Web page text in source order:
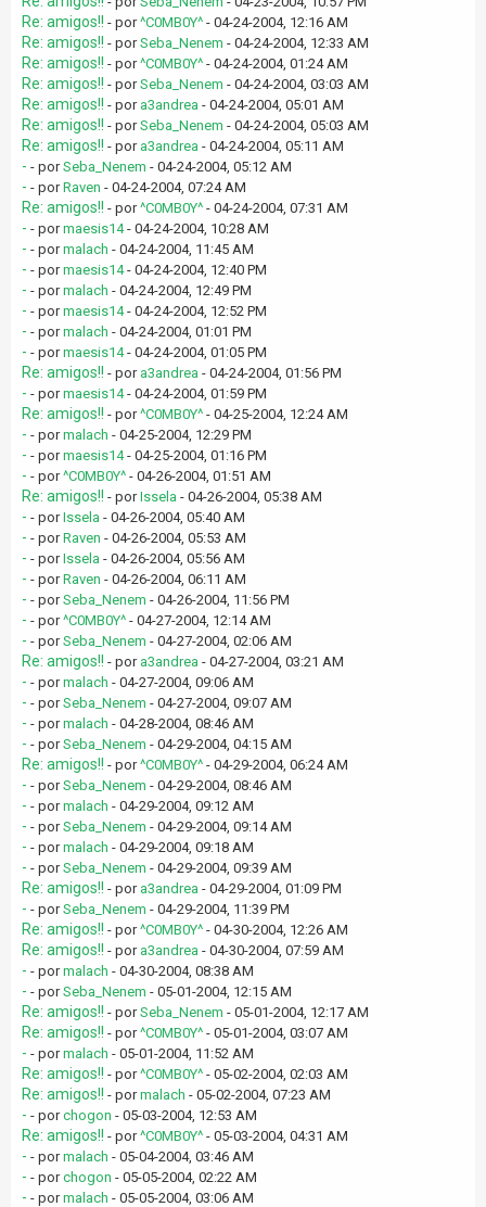
Re: amigos!! - por^C0MB0Y^ - 04-24-2004, 12:16 AM
Re: amigos!! - porSeba_Nenem - 04-24-2004, 12:33 AM
Re: amigos!! - por^C0MB0Y^ - 04-24-2004, 01:24 AM
Re: amigos!! - porSeba_Nenem - 04-24-2004, 03:03 AM
Re: amigos!! - por a3andrea - 04-24-2004, 05:01 AM
Re: amigos!! - porSeba_Nenem - 04-24-2004, 05:03 AM
Re: amigos!! - por a3andrea - 04-24-2004, 05:11 AM
- - porSeba_Nenem - 04-24-2004, 05:12 AM
- - porRaven - 04-24-2004, 07:24 AM
Re: amigos!! - por^C0MB0Y^ - 04-24-2004, 07:31 AM
- - pormaesis14- 04-24-2004, 10:28 AM
- - pormalach - 04-24-2004, 11:45 AM
- - pormaesis14- 04-24-2004, 12:40 PM
- - pormalach - 04-24-2004, 12:49 PM
- - pormaesis14- 04-24-2004, 12:52 PM
- - pormalach - 04-24-2004, 01:01 PM
- - pormaesis14- 04-24-2004, 01:05 PM
Re: amigos!! - por a3andrea - 04-24-2004, 01:56 PM
- - pormaesis14- 04-24-2004, 01:59 PM
Re: amigos!! - por^C0MB0Y^ - 04-25-2004, 12:24 AM
- - pormalach - 04-25-2004, 12:29 PM
- - pormaesis14- 04-25-2004, 01:16 PM
- - por^C0MB0Y^ - 04-26-2004, 01:51 AM
Re: amigos!! - porIssela - 04-26-2004, 05:38 AM
- - porIssela - 04-26-2004, 05:40 AM
- - porRaven - 04-26-2004, 05:53 AM
- - porIssela - 04-26-2004, 05:56 AM
- - porRaven - 04-26-2004, 06:11 AM
- - porSeba_Nenem - 04-26-2004, 11:56 PM
- - por^C0MB0Y^ - 04-27-2004, 12:14 AM
- - porSeba_Nenem - 04-27-2004, 02:06 AM
Re: amigos!! - por a3andrea - 04-27-2004, 03:21 AM
- - pormalach - 04-27-2004, 09:06 AM
- - porSeba_Nenem - 04-27-2004, 09:07 AM
- - pormalach - 04-28-2004, 08:46 AM
- - porSeba_Nenem - 04-29-2004, 04:15 AM
Re: amigos!! - por^C0MB0Y^ - 04-29-2004, 06:24 AM
- - porSeba_Nenem - 04-29-2004, 08:46 AM
- - pormalach - 04-29-2004, 09:12 AM
- - porSeba_Nenem - 04-29-2004, 09:14 AM
- - pormalach - 04-29-2004, 09:18 AM
- - porSeba_Nenem - 04-29-2004, 09:39 AM
Re: amigos!! - por a3andrea - 04-29-2004, 01:09 PM
- - porSeba_Nenem - 04-29-2004, 11:39 PM
Re: amigos!! - por^C0MB0Y^ - 04-30-2004, 12:26 AM
Re: amigos!! - por a3andrea - 04-30-2004, 07:59 AM
- - pormalach - 04-30-2004, 08:38 AM
- - porSeba_Nenem - 05-01-2004, 12:15 AM
Re: amigos!! - porSeba_Nenem - 05-01-2004, 12:17 AM
Re: amigos!! - por^C0MB0Y^ - 05-01-2004, 03:07 AM
- - pormalach - 05-01-2004, 11:52 AM
Re: amigos!! - por^C0MB0Y^ - 05-02-2004, 02:03 AM
Re: amigos!! - pormalach - 05-02-2004, 07:23 AM
- - porchogon - 05-03-2004, 12:53 AM
Re: amigos!! - por^C0MB0Y^ - 05-03-2004, 04:31 AM
- - pormalach - 05-04-2004, 03:46 AM
- - porchogon - 05-05-2004, 02:22 AM
- - pormalach - 05-05-2004, 03:06 AM